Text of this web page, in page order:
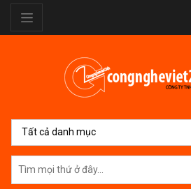
Tất cả danh mục